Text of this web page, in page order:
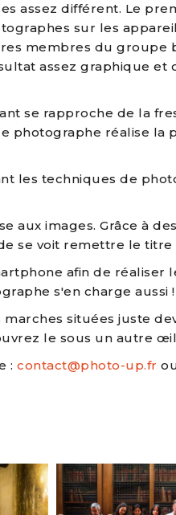
assez différent. Le
sur les
membres du
assez graphique
se rapproche de la
réalise la
les techniques de
images. Grâce à
se voit remettre le
afin de réaliser
s'en charge aussi !
situées juste
le sous un autre
: contact@photo-up.fr